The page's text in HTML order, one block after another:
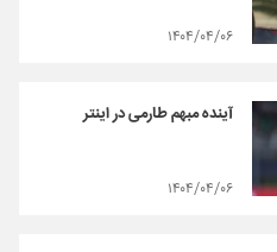
۱۴۰۴/۰۴/۰۶
آینده مبهم طارمی در اینتر
۱۴۰۴/۰۴/۰۶